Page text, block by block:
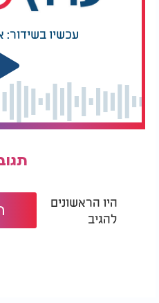
עכשיו
היו הראשונים
להגיב